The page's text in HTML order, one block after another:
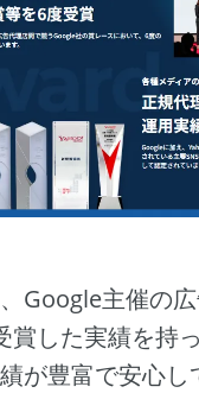
Google主催の
賞した実績を持
が豊富で安心し